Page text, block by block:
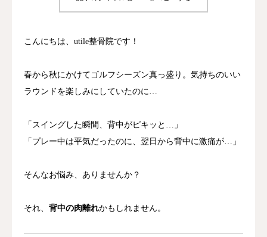
こんにちは、utile整骨院です！
春から秋にかけて ゴルフシーズン真っ盛り。 気持ちのいい
ラウンド を楽しみにしていたのに…
「 スイング した瞬間、 背中がピキッ と…」
「 プレー中は平気だっ たのに、 翌日から背中に激痛が…」
そんなお悩み、 ありま せんか？
それ、 背中の肉離れかも しれ ま せん。